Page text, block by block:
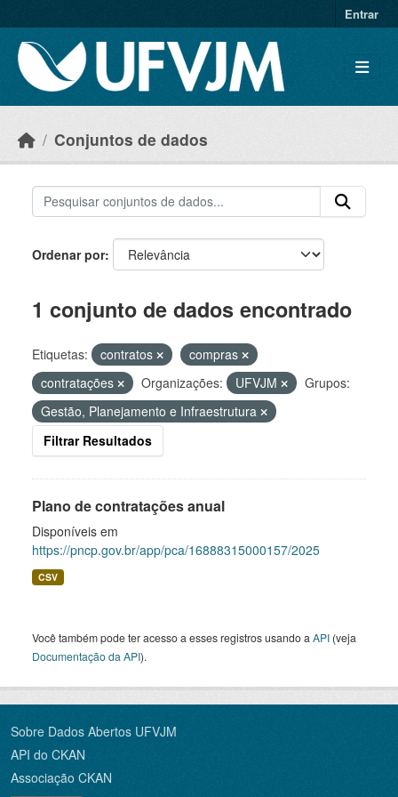
Entrar
Conjuntos de dados
Ordenar por
1 conjunto de dados encontrado
Etiquetas: contratos
compras
contratações
Organizações: UFVJM
Grupos:
Gestão, Planejamento e Infraestrutura
Filtrar Resultados
Plano de contratações anual
Disponíveis em
https://pncp.gov.br/app/pca/16888315000157/2025
CSV
Você também pode ter acesso a esses registros usando a API (veja
Documentação da API).
Sobre Dados Abertos UFVJM
API do CKAN
Associação CKAN